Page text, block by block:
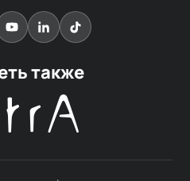
также